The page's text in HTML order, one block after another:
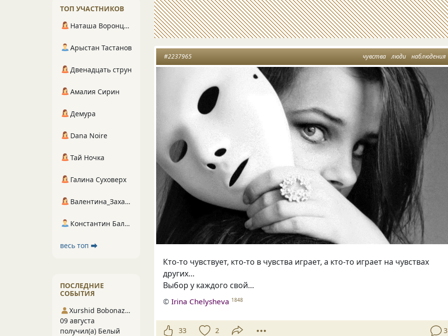
чувства люди наблюдения
#2237965
Кто-то чувствует, кто-то в чувства играет, а кто-то играет на чувствах
других…
Выбор у каждого свой…
©Irina Chelysheva 1848
33 2 3
ТОП УЧАСТНИКОВ
Наташа Воронцова
Арыстан Тастанов
Двенадцать струн
Амалия Сирин
Демура
Dana Noire
Тай Ночка
Галина Суховерх
Валентина_Захарова
Константин Балухта
весь топ ⮕
ПОСЛЕДНИЕ
СОБЫТИЯ
Xurshid Bobonazarov
09 августа
получил(а) Белый